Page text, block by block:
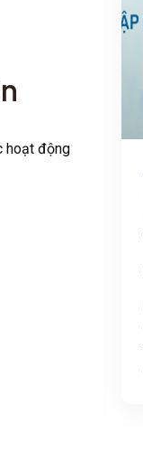
hoạt động
lịch" -